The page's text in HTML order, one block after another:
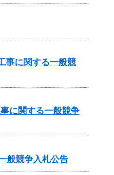
事に関する一般競
に関する一般競争
般競争入札公告